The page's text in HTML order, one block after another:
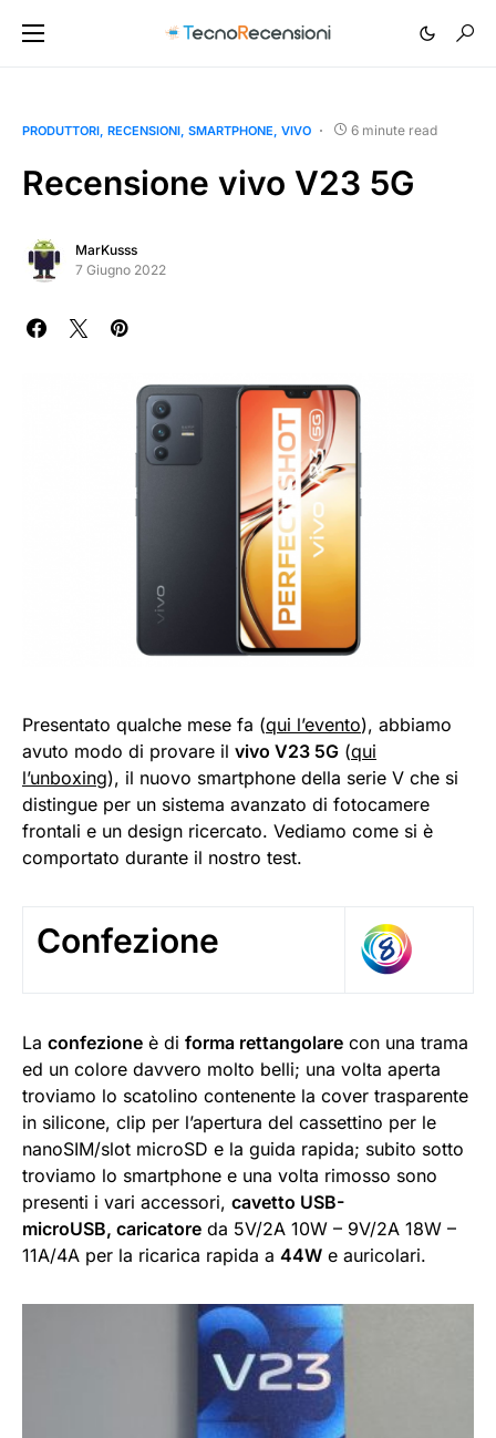
PRODUTTORI RECENSIONI SMARTPHONE VIVO 6 minute read
Recensione vivo V23 5G
MarKusss
7 Giugno 2022
Presentato qualche mese fa (qui l’evento), abbiamo
avuto modo di provare il vivo V23 5G (qui
l’unboxing), il nuovo smartphone della serie V che si
distingue per un sistema avanzato di fotocamere
frontali e un design ricercato. Vediamo come si è
comportato durante il nostro test.
Confezione
La confezione è di forma rettangolare con una trama
ed un colore davvero molto belli; una volta aperta
troviamo lo scatolino contenente la cover trasparente
in silicone, clip per l’apertura del cassettino per le
nanoSIM/slot microSD e la guida rapida; subito sotto
troviamo lo smartphone e una volta rimosso sono
presenti i vari accessori, cavetto USB-
microUSB, caricatore da 5V/2A 10W – 9V/2A 18W –
11A/4A per la ricarica rapida a 44W e auricolari.